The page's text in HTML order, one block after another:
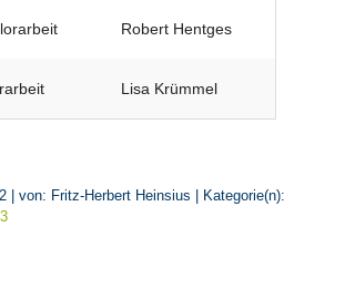
Robert Hentges
Lisa Krümmel
| von: Fritz-Herbert Heinsius | Kategorie(n):